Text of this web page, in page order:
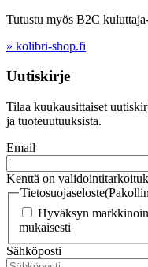
Tutustu myös B2C
» kolibri-shop.fi
Uutiskirje
Tilaa kuukausittaiset
ja tuoteuutuuksista.
Email
Kenttä on
Tietosuojaseloste
Hyväksyn
mukaisesti
Sähköposti